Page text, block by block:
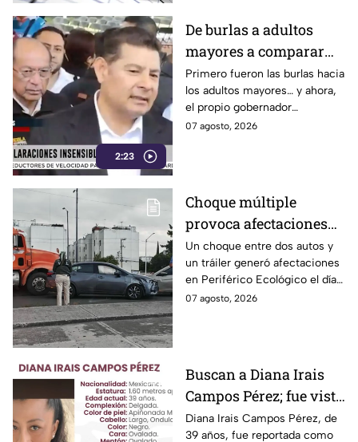
2:23
De burlas a adultos
mayores a comparar
Puebla con Palestina:
Alejandro Armenta se
disculpa “a modo” por
sus insensibles dichos
las también morenistas
Nayeli Salvatori y
Grace Palomares
Primero fueron las burlas hacia
los adultos mayores… y ahora,
el propio gobernador
morenista Alejandro Armenta
en Palestina. Tras la polémica y
el rechazo, el mandatario tuvo
que salir a pedir disculpas…
pero la pregunta es: ¿Basta
con decir “me equivoqué”
cada vez que una declaración
genera indignación?
07 agosto, 2026
Choque múltiple
provoca afectaciones
en Periférico Ecológico
hoy viernes
Un choque entre dos autos y
un tráiler generó afectaciones
en Periférico Ecológico el día
de hoy, con dirección a la 24
07 agosto, 2026
Buscan a Diana Irais
Campos Pérez; fue vista
por última vez en la
Diana Irais Campos Pérez, de
39 años, fue reportada como